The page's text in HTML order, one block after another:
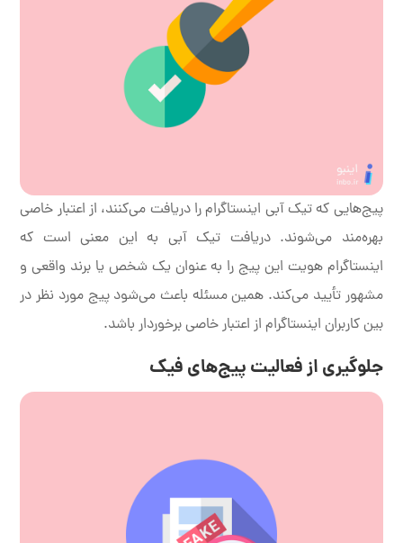
پیج‌هایی که تیک آبی اینستاگرام را دریافت می‌کنند، از اعتبار خاصی
بهره‌مند می‌شوند. دریافت تیک آبی به این معنی است که
اینستاگرام هویت این پیج را به عنوان یک شخص یا برند واقعی و
مشهور تأیید می‌کند. همین مسئله باعث می‌شود پیج مورد نظر در
بین کاربران اینستاگرام از اعتبار خاصی برخوردار باشد.
جلوگیری از فعالیت پیج‌های فیک